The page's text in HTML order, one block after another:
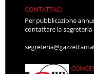
CONTATTACI
Per pubblicazione
contattare la segreteria